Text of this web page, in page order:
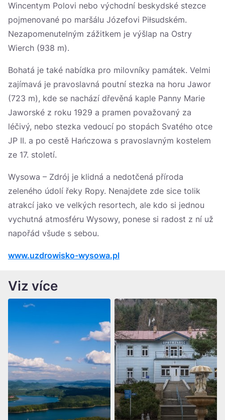
Wincentym Polovi nebo východní beskydské stezce
pojmenované po maršálu Józefovi Piłsudském.
Nezapomenutelným zážitkem je výšlap na Ostry
Wierch (938 m).
Bohatá je také nabídka pro milovníky památek. Velmi
zajímavá je pravoslavná poutní stezka na horu Jawor
(723 m), kde se nachází dřevěná kaple Panny Marie
Jaworské z roku 1929 a pramen považovaný za
léčivý, nebo stezka vedoucí po stopách Svatého otce
JP II. a po cestě Hańczowa s pravoslavným kostelem
ze 17. století.
Wysowa – Zdrój je klidná a nedotčená příroda
zeleného údolí řeky Ropy. Nenajdete zde sice tolik
atrakcí jako ve velkých resortech, ale kdo si jednou
vychutná atmosféru Wysowy, ponese si radost z ní už
napořád všude s sebou.
www.uzdrowisko-wysowa.pl
Viz více